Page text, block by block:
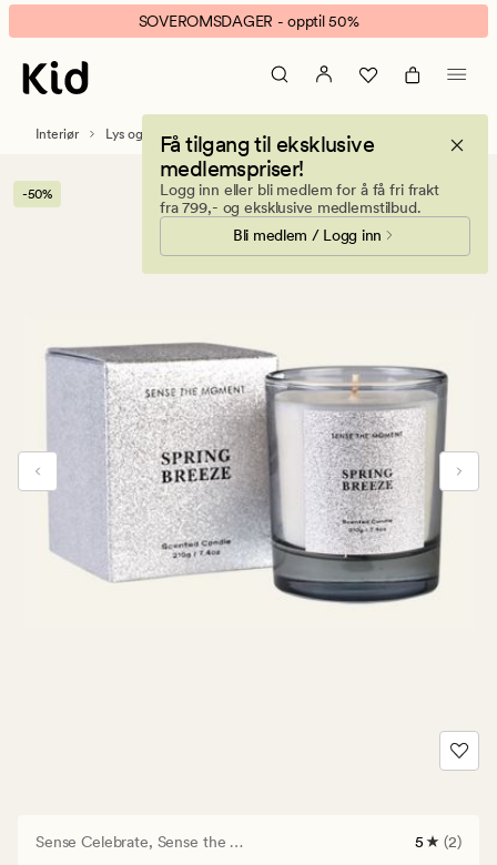
Sense
Celebrate
duftlys
sølv
banner.
Klikk
ESCAPE
pause.
SOVEROMSDAGER - opptil 50%
Få tilgang til eksklusive
medlemspriser!
Logg inn eller bli medlem for å få fri frakt
fra 799,- og eksklusive medlemstilbud.
Bli medlem / Logg inn
Interiør Lys og duftlys
-50%
Sense Celebrate, Sense the Moment
2
5 (2)